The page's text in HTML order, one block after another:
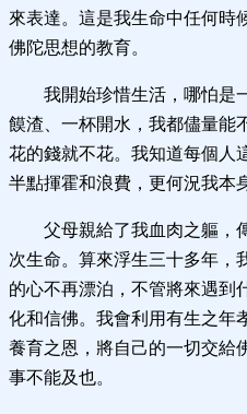
來表達。這是我生命中任何時
佛陀思想的教育。
我開始珍惜生活，哪怕是
饃渣、一杯開水，我都儘量能
花的錢就不花。我知道每個人
半點揮霍和浪費，更何況我本
父母親給了我血肉之軀，
次生命。算來浮生三十多年，
的心不再漂泊，不管將來遇到
化和信佛。我會利用有生之年
養育之恩，將自己的一切交給
事不能及也。